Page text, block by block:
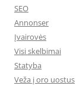
SEO
Annonser
Įvairovės
Visi skelbimai
Statyba
Veža į oro uostus